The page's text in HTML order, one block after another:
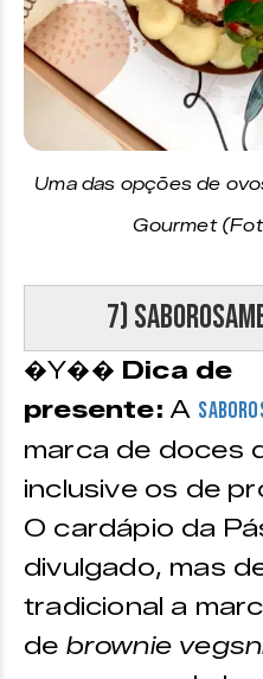
Uma das opções de
Gourmet
7)
�Y�� Dica de
presente: A
marca de doces
inclusive os de
O cardápio da
divulgado, mas
tradicional a
de brownie